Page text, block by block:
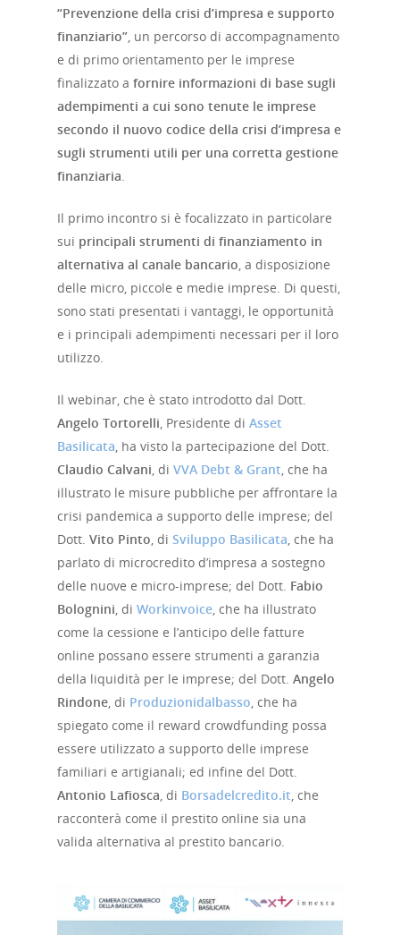
“Prevenzione della crisi d’impresa e supporto
finanziario”, un percorso di accompagnamento
e di primo orientamento per le imprese
finalizzato a fornire informazioni di base sugli
adempimenti a cui sono tenute le imprese
secondo il nuovo codice della crisi d’impresa e
sugli strumenti utili per una corretta gestione
finanziaria.
Il primo incontro si è focalizzato in particolare
sui principali strumenti di finanziamento in
alternativa al canale bancario, a disposizione
delle micro, piccole e medie imprese. Di questi,
sono stati presentati i vantaggi, le opportunità
e i principali adempimenti necessari per il loro
utilizzo.
Il webinar, che è stato introdotto dal Dott.
Angelo Tortorelli, Presidente di Asset
Basilicata, ha visto la partecipazione del Dott.
Claudio Calvani, di VVA Debt & Grant, che ha
illustrato le misure pubbliche per affrontare la
crisi pandemica a supporto delle imprese; del
Dott. Vito Pinto, di Sviluppo Basilicata, che ha
parlato di microcredito d’impresa a sostegno
delle nuove e micro-imprese; del Dott. Fabio
Bolognini, di Workinvoice, che ha illustrato
come la cessione e l’anticipo delle fatture
online possano essere strumenti a garanzia
della liquidità per le imprese; del Dott. Angelo
Rindone, di Produzionidalbasso, che ha
spiegato come il reward crowdfunding possa
essere utilizzato a supporto delle imprese
familiari e artigianali; ed infine del Dott.
Antonio Lafiosca, di Borsadelcredito.it, che
racconterà come il prestito online sia una
valida alternativa al prestito bancario.